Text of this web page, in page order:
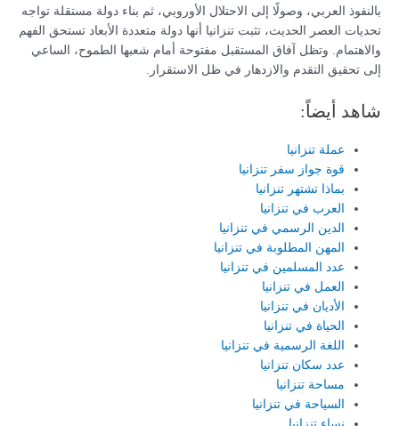
بالنفوذ العربي، وصولًا إلى الاحتلال الأوروبي، ثم بناء دولة مستقلة تواجه
تحديات العصر الحديث، تثبت تنزانيا أنها دولة متعددة الأبعاد تستحق الفهم
والاهتمام. وتظل آفاق المستقبل مفتوحة أمام شعبها الطموح، الساعي
إلى تحقيق التقدم والازدهار في ظل الاستقرار.
شاهد أيضاً:
عملة تنزانيا
قوة جواز سفر تنزانيا
بماذا تشتهر تنزانيا
العرب في تنزانيا
الدين الرسمي في تنزانيا
المهن المطلوبة في تنزانيا
عدد المسلمين في تنزانيا
العمل في تنزانيا
الأديان في تنزانيا
الحياة في تنزانيا
اللغة الرسمية في تنزانيا
عدد سكان تنزانيا
مساحة تنزانيا
السياحة في تنزانيا